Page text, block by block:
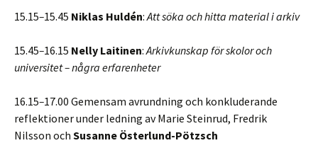
15.15–15.45 Niklas Huldén:Att söka och hitta material i arkiv
15.45–16.15 Nelly Laitinen:Arkivkunskap för skolor och
universitet – några erfarenheter
16.15–17.00 Gemensam avrundning och konkluderande
reflektioner under ledning av Marie Steinrud, Fredrik
Nilsson och Susanne Österlund-Pötzsch